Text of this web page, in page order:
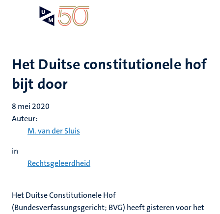
gaanHet Duitse constitutionele hof
bijt door
8 mei 2020
Auteur:
M. van der Sluis
in
Rechtsgeleerdheid
Het Duitse Constitutionele Hof
(Bundesverfassungsgericht; BVG) heeft gisteren voor het